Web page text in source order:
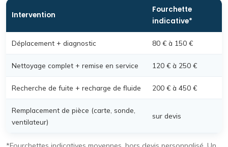
Intervention
Fourchette
indicative*
Déplacement + diagnostic 80 € à 150 €
Nettoyage complet + remise en service 120 € à 250 €
Recherche de fuite + recharge de fluide 200 € à 450 €
Remplacement de pièce (carte, sonde,
ventilateur)
sur devis